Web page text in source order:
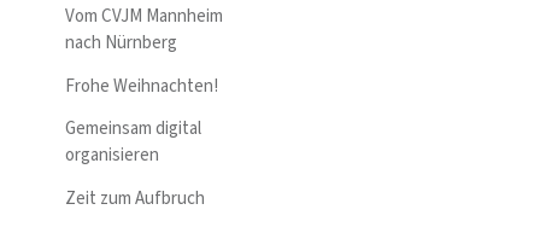
Vom CVJM Mannheim
nach Nürnberg
Frohe Weihnachten!
Gemeinsam digital
organisieren
Zeit zum Aufbruch